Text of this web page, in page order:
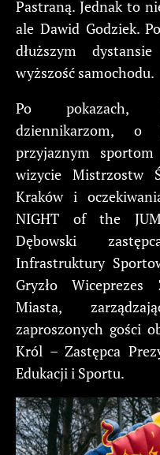
Pastraną. Jednak to
ale Dawid Godziek.
dłuższym
wyższość samochodu.
Po pokazach,
dziennikarzom, o
przyjaznym
wizycie Mistrzostw
Kraków i
NIGHT of the
Dębowski
Infrastruktury
Gryzło
Miasta,
zaproszonych gości
Król – Zastępca
Edukacji i Sportu.